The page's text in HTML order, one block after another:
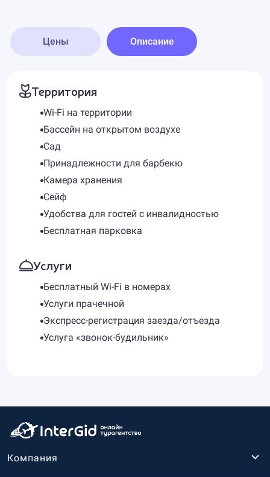
Цены Описание
Территория
Wi-Fi на территории
Бассейн на открытом воздухе
Сад
Принадлежности для барбекю
Камера хранения
Сейф
Удобства для гостей с инвалидностью
Бесплатная парковка
Услуги
Бесплатный Wi-Fi в номерах
Услуги прачечной
Экспресс-регистрация заезда/отъезда
Услуга «звонок-будильник»
Компания